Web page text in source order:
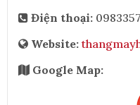
Điện thoại:
Website:
Google Map: